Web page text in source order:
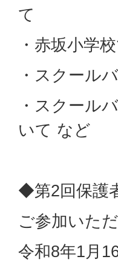
て
・赤坂小学
・スクール
・スクール
いて など
◆第2回保護
ご参加いた
令和8年1月